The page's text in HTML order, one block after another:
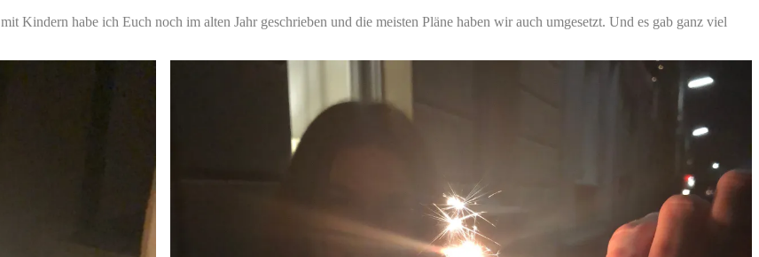
mit Kindern habe ich Euch noch im alten Jahr geschrieben und die meisten Pläne haben wir auch umgesetzt. Und es gab ganz viel